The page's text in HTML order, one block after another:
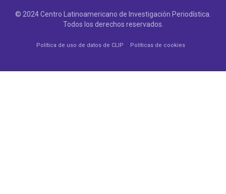
© 2024 Centro Latinoamericano de Investigación Periodística.
Todos los derechos reservados.
Política de uso de datos de CLIP Políticas de cookies